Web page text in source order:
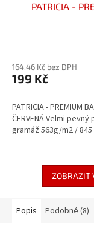
PATRICIA -
produktu
je
z
5
hvězdiček.
164,46 Kč bez DPH
199 Kč
PATRICIA - PREMIUM
ČERVENÁ Velmi
gramáž 563g/m2 /
ZOBRAZIT
Popis Podobné (8)